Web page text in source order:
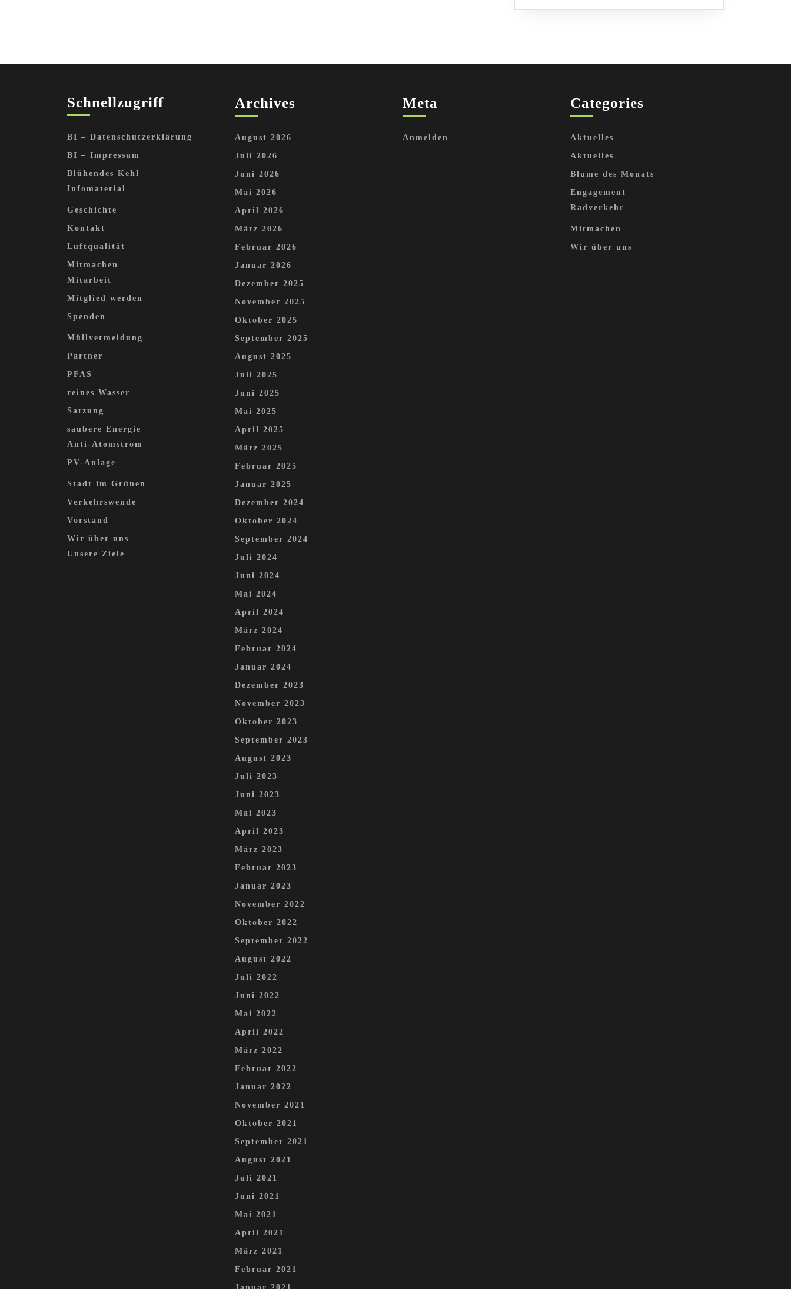
Schnellzugriff
BI – Datenschutzerklärung
BI – Impressum
Blühendes Kehl
Infomaterial
Geschichte
Kontakt
Luftqualität
Mitmachen
Mitarbeit
Mitglied werden
Spenden
Müllvermeidung
Partner
PFAS
reines Wasser
Satzung
saubere Energie
Anti-Atomstrom
PV-Anlage
Stadt im Grünen
Verkehrswende
Vorstand
Wir über uns
Unsere Ziele
Archives
August 2026
Juli 2026
Juni 2026
Mai 2026
April 2026
März 2026
Februar 2026
Januar 2026
Dezember 2025
November 2025
Oktober 2025
September 2025
August 2025
Juli 2025
Juni 2025
Mai 2025
April 2025
März 2025
Februar 2025
Januar 2025
Dezember 2024
Oktober 2024
September 2024
Juli 2024
Juni 2024
Mai 2024
April 2024
März 2024
Februar 2024
Januar 2024
Dezember 2023
November 2023
Oktober 2023
September 2023
August 2023
Juli 2023
Juni 2023
Mai 2023
April 2023
März 2023
Februar 2023
Januar 2023
November 2022
Oktober 2022
September 2022
August 2022
Juli 2022
Juni 2022
Mai 2022
April 2022
März 2022
Februar 2022
Januar 2022
November 2021
Oktober 2021
September 2021
August 2021
Juli 2021
Juni 2021
Mai 2021
April 2021
März 2021
Februar 2021
Meta
Anmelden
Categories
Aktuelles
Aktuelles
Blume des Monats
Engagement
Radverkehr
Mitmachen
Wir über uns